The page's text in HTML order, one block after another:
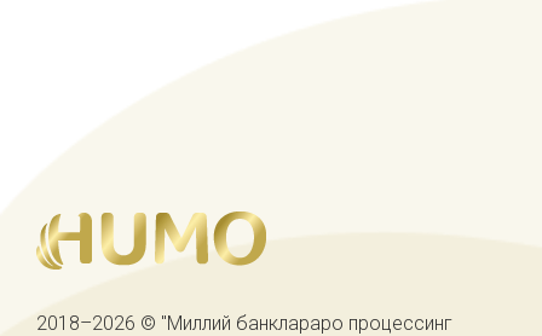
2018–2026 © "Миллий банклараро процессинг